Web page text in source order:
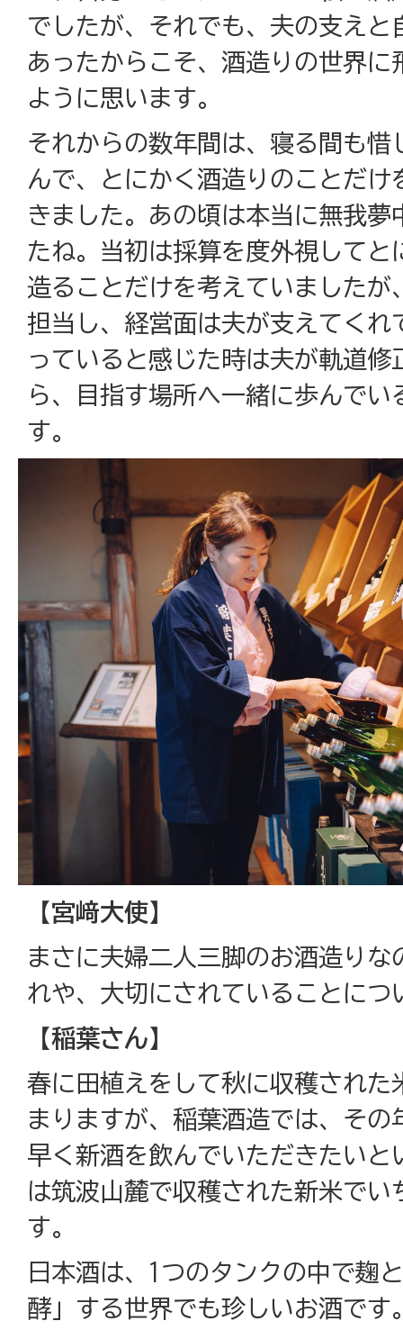
でしたが、それでも、夫の支えと
あったからこそ、酒造りの世界に
ように思います。
それからの数年間は、寝る間も惜
んで、とにかく酒造りのことだけ
きました。あの頃は本当に無我夢
たね。当初は採算を度外視してと
造ることだけを考えていましたが
担当し、経営面は夫が支えてくれ
っていると感じた時は夫が軌道修
ら、目指す場所へ一緒に歩んでい
す。
【宮﨑大使】
まさに夫婦二人三脚のお酒造りな
れや、大切にされていることにつ
【稲葉さん】
春に田植えをして秋に収穫された
まりますが、稲葉酒造では、その
早く新酒を飲んでいただきたいと
は筑波山麓で収穫された新米でい
す。
日本酒は、1つのタンクの中で麹
酵」する世界でも珍しいお酒です